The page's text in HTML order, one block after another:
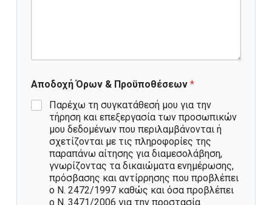
Αποδοχή Όρων & Προϋποθέσεων *
Παρέχω τη συγκατάθεσή μου για την
τήρηση και επεξεργασία των προσωπικών
μου δεδομένων που περιλαμβάνονται ή
σχετίζονται με τις πληροφορίες της
παραπάνω αίτησης για διαμεσολάβηση,
γνωρίζοντας τα δικαιώματα ενημέρωσης,
πρόσβασης και αντίρρησης που προβλέπει
ο Ν. 2472/1997 καθώς και όσα προβλέπει
ο Ν. 3471/2006 για την προστασία